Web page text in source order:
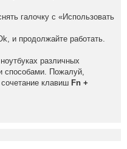
галочку с «Использовать
и продолжайте работать.
различных
способами. Пожалуй,
клавиш Fn +